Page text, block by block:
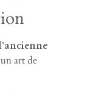
ancienne
art de